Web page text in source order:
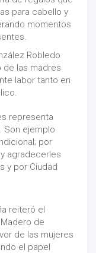
para cabello y
momentos
Robledo
las madres
labor tanto en
representa
Son ejemplo
por
agradecerles
y por Ciudad
reiteró el
de
de las mujeres
el papel